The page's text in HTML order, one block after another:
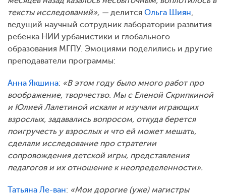
тексты исследований», — делится Ольга Шиян,
ведущий научный сотрудник лаборатории развития
ребенка НИИ урбанистики и глобального
образования МГПУ. Эмоциями поделились и другие
преподаватели программы:
Анна Якшина: «В этом году было много работ про
воображение, творчество. Мы с Еленой Скрипкиной
и Юлией Лалетиной искали и изучали играющих
взрослых, задавались вопросом, откуда берется
поигручесть у взрослых и что ей может мешать,
сделали исследование про стратегии
сопровождения детской игры, представления
педагогов и их отношение к неопределенности».
Татьяна Ле-ван: «Мои дорогие (уже) магистры